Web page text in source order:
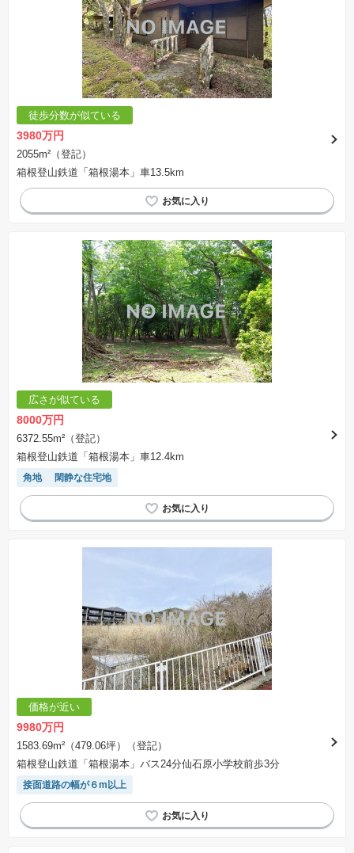
とは限りません。また建築請負会社を特定するものではありません。
※建築条件付き土地とは、その土地に建築する建物の建築請負契約が、一定期間内に成立する
ことを条件として売買される土地のことをいいます。建築請負契約成立に向けて設計プランを
協議するため、土地購入者が自己の希望する建物の設計協議をするために必要な相当の期間の
交渉期間が設定され、その期間内で希望を満たすプランが実現できたかどうかにより結論を出
します。なお、この期間は概ね3ヶ月程度とされています。納得のいくプランが出来ず、建築請
負契約が成立しない場合、土地売買契約は白紙に戻り、土地契約にかかった代金（土地代金、
手付金など）は名目のいかんに関わらず、全て返却されます。
※課税対象物件の「価格」や「費用等」は消費税込みの「総額表示」で統一しています。
※「本体価格」とは、課税対象物件においては「消費税を除いた建物価格」と「土地価格」の
合計額を指します。
表示されておりません。
※取引にかかる費用：物件の契約手続き、決済、引き渡し時にかかる費用を表示しています。
不動産会社によって表記有無が異なるため、ご自身で十分な確認をしていただくようにお願い
いたします。
場合があります。
徒歩分数が似ている
3980万円
2055m²（登記）
箱根登山鉄道「箱根湯本」車13.5km
広さが似ている
8000万円
6372.55m²（登記）
箱根登山鉄道「箱根湯本」車12.4km
角地 閑静な住宅地
価格が近い
9980万円
1583.69m²（479.06坪）（登記）
箱根登山鉄道「箱根湯本」バス24分仙石原小学校前歩3分
接面道路の幅が６m以上